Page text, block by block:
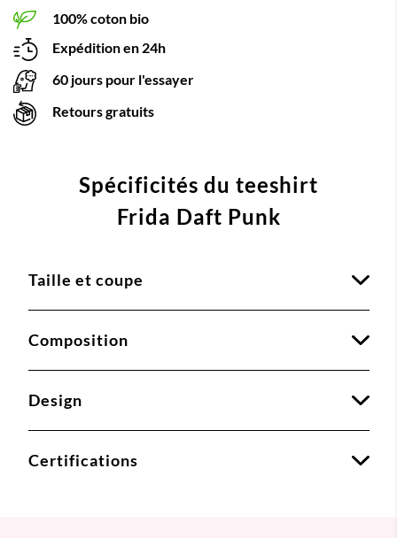
100% coton bio
Expédition en 24h
60 jours pour l'essayer
Retours gratuits
Spécificités du teeshirt
Frida Daft Punk
Taille et coupe
Composition
Design
Certifications